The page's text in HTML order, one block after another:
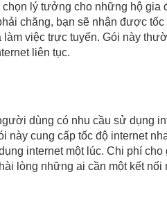
lý tưởng cho những hộ
chăng, bạn sẽ nhận được
việc trực tuyến. Gói này
liên tục.
dùng có nhu cầu sử dụng
này cung cấp tốc độ internet
internet một lúc. Chi phí
lòng những ai cần một kết nối